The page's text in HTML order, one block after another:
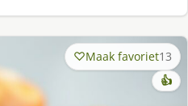
Maak favoriet13
👍